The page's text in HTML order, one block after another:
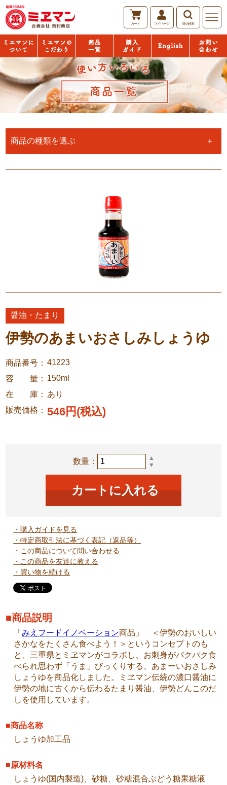
カート マイページ 商品検索
ミエマン
について
「おいし
い」の秘
密
商品一覧
購入ガイ
ド
English
お問い合
醤油・たまり
伊勢のあまいおさしみしょうゆ
商品番号
41223
容 量
150ml
在 庫
あり
販売価格
546円(税込)
■商品説明
「みえフードイノベーション商品」 ＜伊勢のおいしい
さかなをたくさん食べよう！＞というコンセプトのも
と、三重県とミヱマンがコラボし、お刺身がパクパク食
べられ思わず「うま」びっくりする、あまーいおさしみ
しょうゆを商品化しました。ミヱマン伝統の濃口醤油に
伊勢の地に古くから伝わるたまり醤油、伊勢どんこのだ
しを使用しています。
■商品名称
しょうゆ加工品
■原材料名
しょうゆ(国内製造)、砂糖、砂糖混合ぶどう糖果糖液
数量：
▲
▼
・購入ガイドを見る
・特定商取引法に基づく表記（返品等）
・この商品について問い合わせる
・この商品を友達に教える
・買い物を続ける
商品の種類を選ぶ